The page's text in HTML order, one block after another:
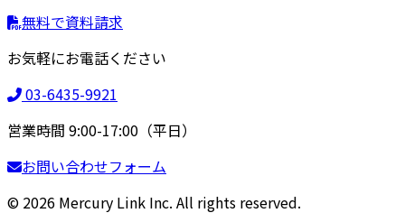
無料で資料請求
お気軽にお電話ください
03-6435-9921
営業時間 9:00-17:00（平日）
お問い合わせフォーム
© 2026 Mercury Link Inc. All rights reserved.